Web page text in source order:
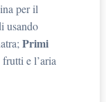
per il
usando
Primi
e l’aria